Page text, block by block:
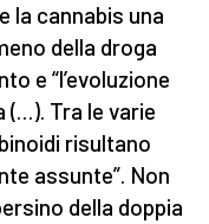
la cannabis una
della droga
e “l’evoluzione
Tra le varie
risultano
assunte”. Non
della doppia